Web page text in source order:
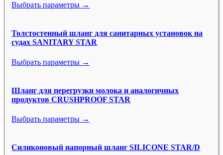
Выбрать параметры →
Толстостенный шланг для санитарных установок на
судах SANITARY STAR
Выбрать параметры →
Шланг для перегрузки молока и аналогичных
продуктов CRUSHPROOF STAR
Выбрать параметры →
Силиконовый напорный шланг SILICONE STAR/D